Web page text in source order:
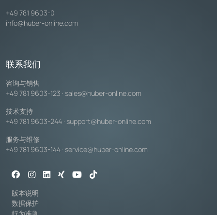
+49 781 9603-0
info@huber-online.com
联系我们
咨询与销售
+49 781 9603-123 · sales@huber-online.com
技术支持
+49 781 9603-244 · support@huber-online.com
服务与维修
+49 781 9603-144 · service@huber-online.com
版本说明
数据保护